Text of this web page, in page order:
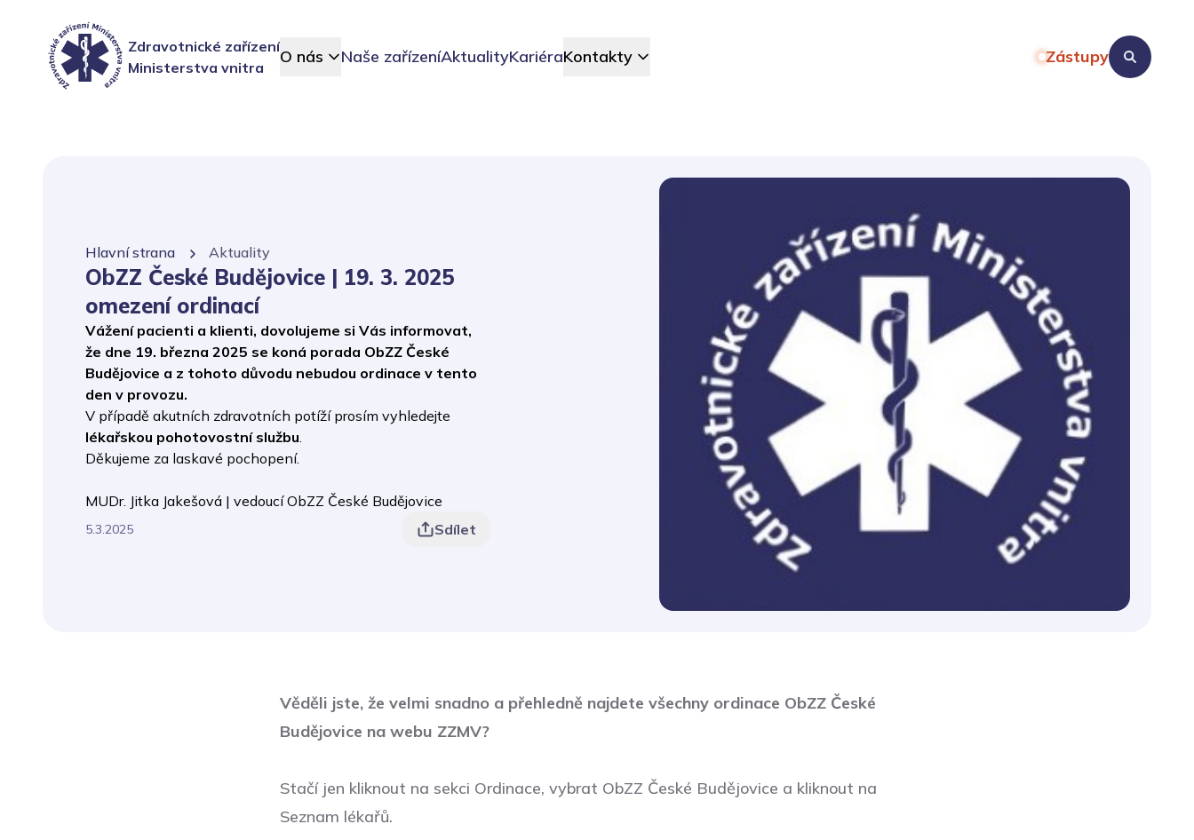
Zdravotnické zařízení
Ministerstva vnitra
O nás Naše zařízeníAktualityKariéraKontakty Zástupy
Hlavní strana Aktuality
ObZZ České Budějovice | 19. 3. 2025
omezení ordinací
Vážení pacienti a klienti, dovolujeme si Vás informovat,
že dne 19. března 2025 se koná porada ObZZ České
Budějovice a z tohoto důvodu nebudou ordinace v tento
den v provozu.
V případě akutních zdravotních potíží prosím vyhledejte
lékařskou pohotovostní službu.
Děkujeme za laskavé pochopení.
MUDr. Jitka Jakešová | vedoucí ObZZ České Budějovice
5.3.2025 Sdílet
Věděli jste, že velmi snadno a přehledně najdete všechny ordinace ObZZ České
Budějovice na webu ZZMV?
Stačí jen kliknout na sekci Ordinace, vybrat ObZZ České Budějovice a kliknout na
Seznam lékařů.